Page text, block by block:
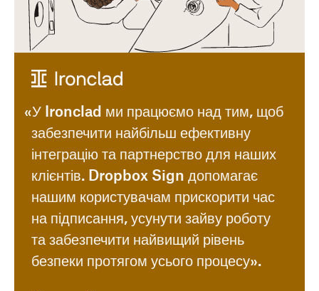
«У Ironclad ми працюємо над тим, щоб
забезпечити найбільш ефективну
інтеграцію та партнерство для наших
клієнтів. Dropbox Sign допомагає
нашим користувачам прискорити час
на підписання, усунути зайву роботу
та забезпечити найвищий рівень
безпеки протягом усього процесу».